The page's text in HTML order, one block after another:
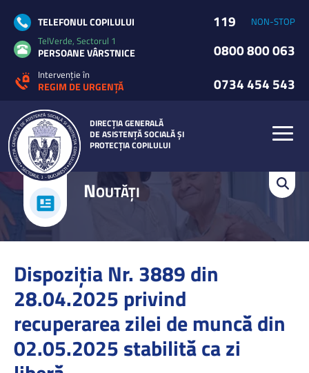
DIRECȚIA GENERALĂ
DE ASISTENȚĂ SOCIALĂ ȘI
PROTECȚIA COPILULUI
TELEFONUL COPILULUI 119
NON-STOP
TelVerde, Sectorul 1
PERSOANE VÂRSTNICE 0800 800 063
Intervenție în
REGIM DE URGENȚĂ 0734 454 543
NOUTĂȚI
Dispoziția Nr. 3889 din
28.04.2025 privind
recuperarea zilei de muncă din
02.05.2025 stabilită ca zi